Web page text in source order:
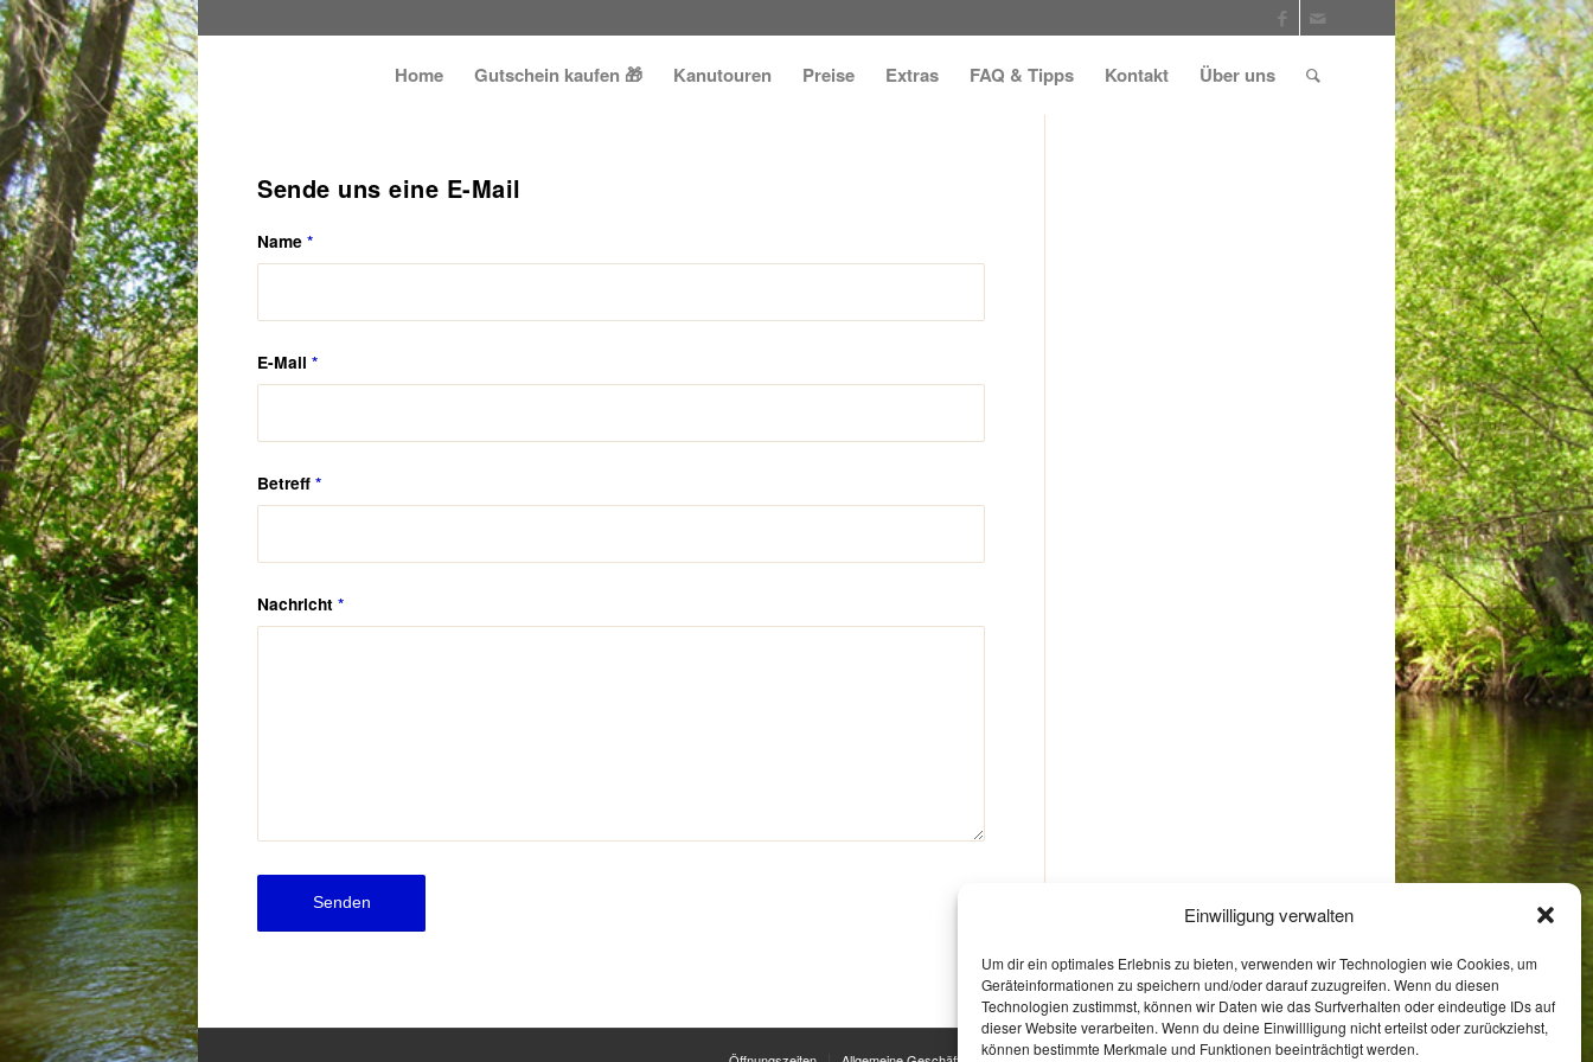
Einwilligung verwalten
Um dir ein optimales Erlebnis zu bieten, verwenden wir Technologien wie Cookies, um
Geräteinformationen zu speichern und/oder darauf zuzugreifen. Wenn du diesen
Technologien zustimmst, können wir Daten wie das Surfverhalten oder eindeutige IDs auf
dieser Website verarbeiten. Wenn du deine Einwillligung nicht erteilst oder zurückziehst,
können bestimmte Merkmale und Funktionen beeinträchtigt werden.
Home Gutschein kaufen 🎁 Kanutouren Preise Extras FAQ & Tipps Kontakt Über uns
Sende uns eine E-Mail
Name *
E-Mail *
Betreff *
Nachricht *